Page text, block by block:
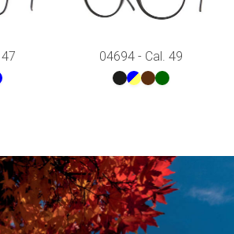
04694 - Cal. 49